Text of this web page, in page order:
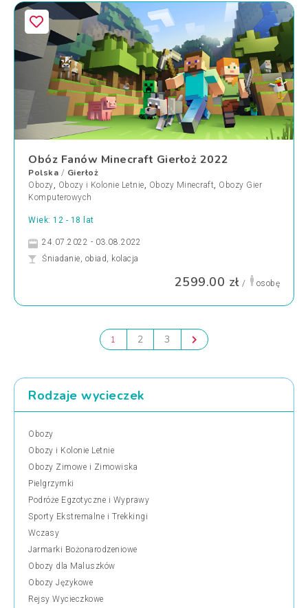
Obóz Fanów Minecraft Gierłoż 2022
Polska / Gierłoż
Obozy, Obozy i Kolonie Letnie, Obozy Minecraft, Obozy Gier
Komputerowych
Wiek: 12 - 18 lat
24.07.2022 - 03.08.2022
Śniadanie, obiad, kolacja
2599.00 zł / osobę
1 2 3
Rodzaje wycieczek
Obozy
Obozy i Kolonie Letnie
Obozy Zimowe i Zimowiska
Pielgrzymki
Podróże Egzotyczne i Wyprawy
Sporty Ekstremalne i Trekkingi
Wczasy
Jarmarki Bożonarodzeniowe
Obozy dla Maluszków
Obozy Językowe
Rejsy Wycieczkowe